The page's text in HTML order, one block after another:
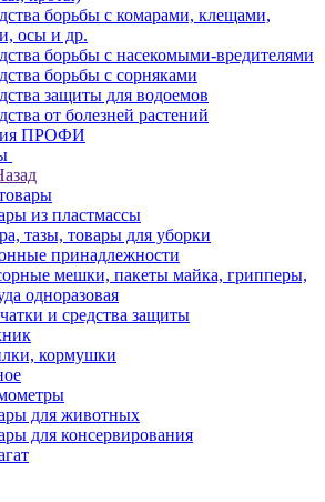
борьбы с комарами, клещами,
осы и др.
борьбы с насекомыми-вредителями
борьбы с сорняками
защиты для водоемов
от болезней растений
ПРОФИ
из пластмассы
тазы, товары для уборки
принадлежности
мешки, пакеты майка, грипперы,
одноразовая
и средства защиты
кормушки
для животных
для консервирования